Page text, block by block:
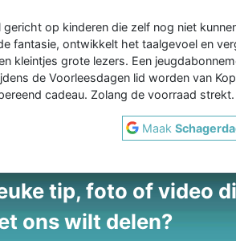
op kinderen die zelf nog niet
fantasie, ontwikkelt het taalgevoel en
kleintjes grote lezers. Een
de Voorleesdagen lid worden van
cadeau. Zolang de voorraad strekt.
Maak
tip, foto of video
ons wilt delen?